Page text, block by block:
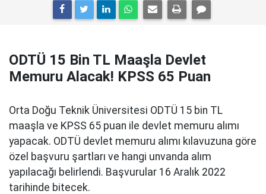
ODTÜ 15 Bin TL Maaşla Devlet
Memuru Alacak! KPSS 65 Puan
Orta Doğu Teknik Üniversitesi ODTÜ 15 bin TL
maaşla ve KPSS 65 puan ile devlet memuru alımı
yapacak. ODTÜ devlet memuru alımı kılavuzuna göre
özel başvuru şartları ve hangi unvanda alım
yapılacağı belirlendi. Başvurular 16 Aralık 2022
tarihinde bitecek.